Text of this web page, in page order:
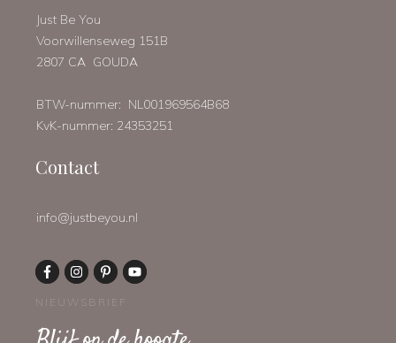
Just Be You
Voorwillenseweg 151B
2807 CA GOUDA
BTW-nummer: NL001969564B68
KvK-nummer: 24353251
Contact
info@justbeyou.nl
NIEUWSBRIEF